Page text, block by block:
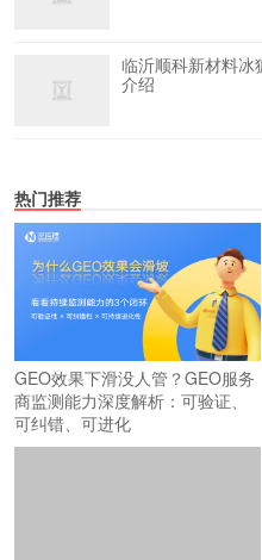
临沂顺科新材料冰
介绍
热门推荐
GEO效果下滑没人管？GEO服务
商监测能力深度解析：可验证、
可纠错、可进化